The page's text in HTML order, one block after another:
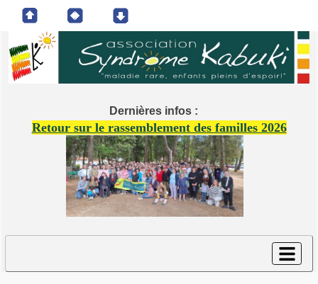
Dernières infos :
Retour sur le rassemblement des familles 2026